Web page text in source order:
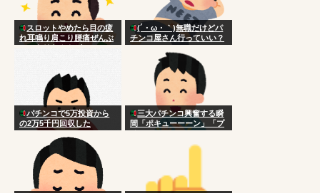
スロットやめたら目の疲
れ耳鳴り肩こり腰痛ぜんぶ
スッキリなんやが
(´・ω・｀)無職だけどパ
チンコ屋さん行っていい？
パチンコで5万投資から
の2万5千円回収した
三大パチンコ興奮する瞬
間「ポキューーーン」「プ
チュン！！！！…」